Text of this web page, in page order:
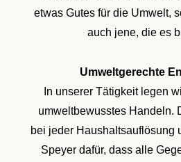
etwas Gutes für die Umwelt,
auch jene, die es
Umweltgerechte
In unserer Tätigkeit legen
umweltbewusstes Handeln.
bei jeder Haushaltsauflösung
Speyer dafür, dass alle